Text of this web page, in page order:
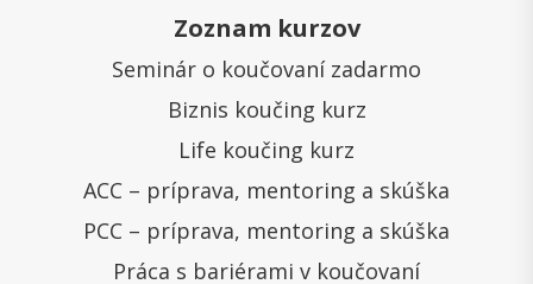
Zoznam kurzov
Seminár o koučovaní zadarmo
Biznis koučing kurz
Life koučing kurz
ACC – príprava, mentoring a skúška
PCC – príprava, mentoring a skúška
Práca s bariérami v koučovaní